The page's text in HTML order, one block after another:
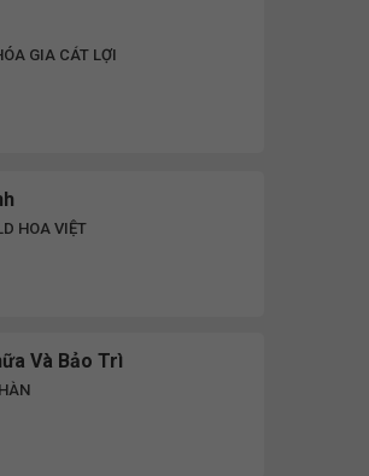
GIA CÁT LỢI
HOA VIỆT
Và Bảo Trì